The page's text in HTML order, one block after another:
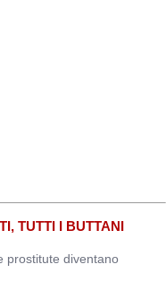
TUTTI I BUTTANI
prostitute diventano